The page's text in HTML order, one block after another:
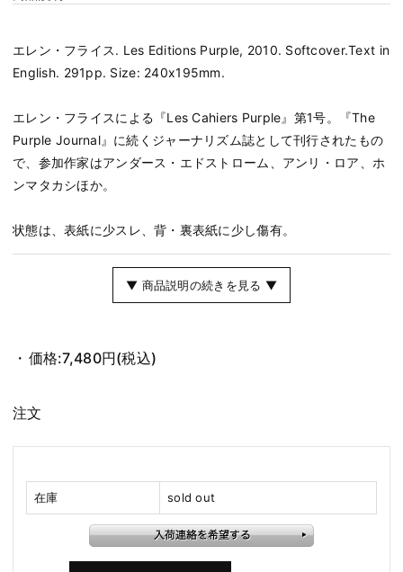
エレン・フライス. Les Editions Purple, 2010. Softcover.Text in
English. 291pp. Size: 240x195mm.
エレン・フライスによる『Les Cahiers Purple』第1号。『The
Purple Journal』に続くジャーナリズム誌として刊行されたもの
で、参加作家はアンダース・エドストローム、アンリ・ロア、ホ
ンマタカシほか。
状態は、表紙に少スレ、背・裏表紙に少し傷有。
▼ 商品説明の続きを見る ▼
価格:7,480円(税込)
注文
在庫 sold out